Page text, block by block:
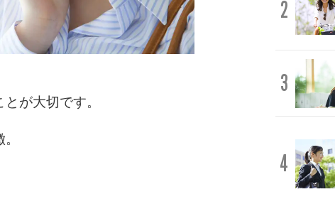
が大切です。
2
3
4